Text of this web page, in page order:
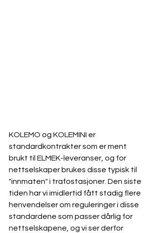
KOLEMO og KOLEMINI er
standardkontrakter som er ment
brukt til ELMEK-leveranser, og for
nettselskaper brukes disse typisk til
"innmaten" i trafostasjoner. Den siste
tiden har vi imidlertid fått stadig flere
henvendelser om reguleringer i disse
standardene som passer dårlig for
nettselskapene, og vi ser derfor